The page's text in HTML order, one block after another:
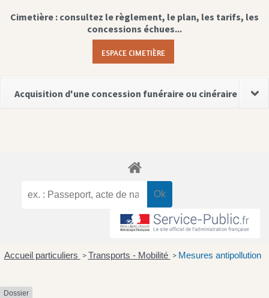
Cimetière : consultez le règlement, le plan, les tarifs, les
concessions échues...
ESPACE CIMETIÈRE
Acquisition d'une concession funéraire ou cinéraire
Accueil particuliers > Transports - Mobilité > Mesures antipollution
Dossier